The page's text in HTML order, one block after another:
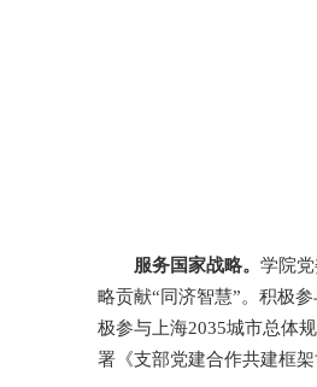
服务国家战略。 学院
略贡献“同济智慧”。积极
极参与上海2035城市总体
署《支部党建合作共建框